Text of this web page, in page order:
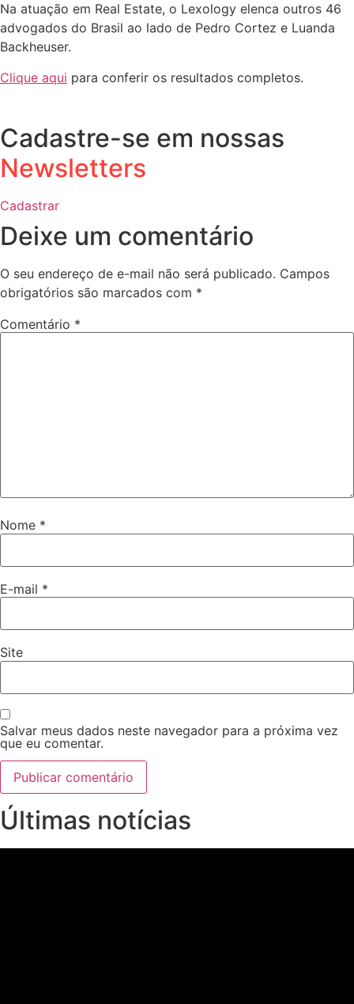
Na atuação em Real Estate, o Lexology elenca outros 46
advogados do Brasil ao lado de Pedro Cortez e Luanda
Backheuser.
Clique aqui para conferir os resultados completos.
Cadastre-se em nossas
Newsletters
Cadastrar
Deixe um comentário
O seu endereço de e-mail não será publicado. Campos
obrigatórios são marcados com *
Comentário *
Nome *
E-mail *
Site
Salvar meus dados neste navegador para a próxima vez
que eu comentar.
Últimas notícias